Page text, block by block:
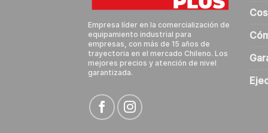
Empresa líder en la comercialización de
equipamiento industrial para
empresas, con más de 15 años de
trayectoria en el mercado Chileno. Los
mejores precios y atención de nivel
garantizada.